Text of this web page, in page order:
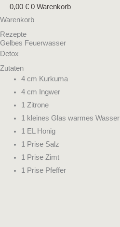
0,00 € 0 Warenkorb
Warenkorb
Rezepte
Gelbes Feuerwasser
Detox
Zutaten
4 cm Kurkuma
4 cm Ingwer
1 Zitrone
1 kleines Glas warmes Wasser
1 EL Honig
1 Prise Salz
1 Prise Zimt
1 Prise Pfeffer